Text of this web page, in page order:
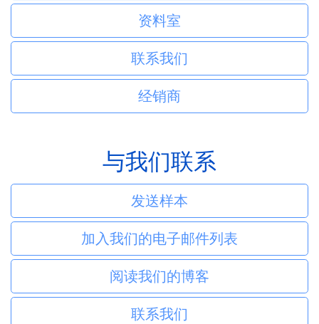
资料室
联系我们
经销商
与我们联系
发送样本
加入我们的电子邮件列表
阅读我们的博客
联系我们